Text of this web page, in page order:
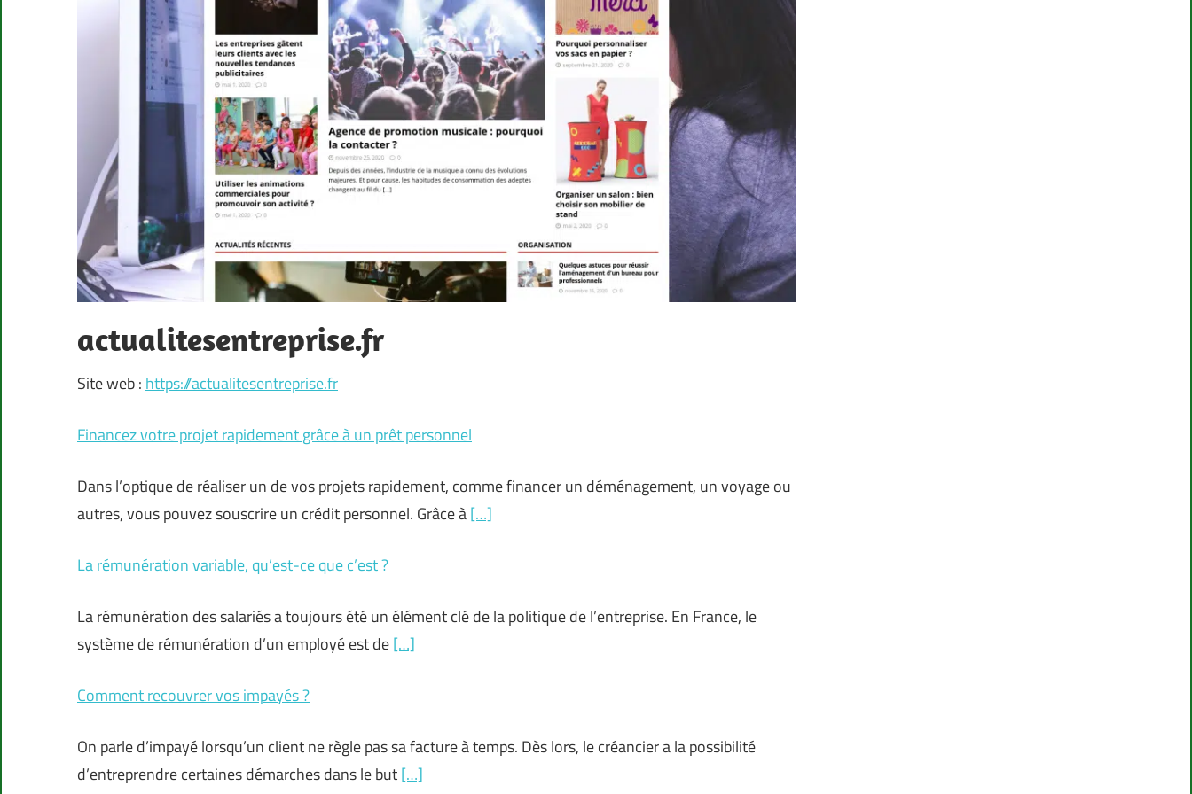
actualitesentreprise.fr
Site web : https://actualitesentreprise.fr
Financez votre projet rapidement grâce à un prêt personnel
Dans l’optique de réaliser un de vos projets rapidement, comme financer un déménagement, un voyage ou
autres, vous pouvez souscrire un crédit personnel. Grâce à[…]
La rémunération variable, qu’est-ce que c’est ?
La rémunération des salariés a toujours été un élément clé de la politique de l’entreprise. En France, le
système de rémunération d’un employé est de[…]
Comment recouvrer vos impayés ?
On parle d’impayé lorsqu’un client ne règle pas sa facture à temps. Dès lors, le créancier a la possibilité
d’entreprendre certaines démarches dans le but[…]